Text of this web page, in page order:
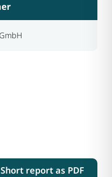
Short report as PDF